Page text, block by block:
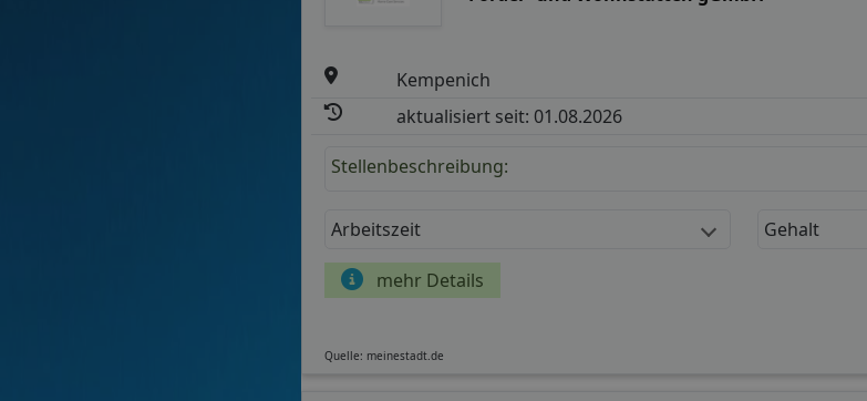
Kempenich
aktualisiert seit: 01.08.2026
Stellenbeschreibung:
Arbeitszeit Gehalt
mehr Details
Quelle: meinestadt.de